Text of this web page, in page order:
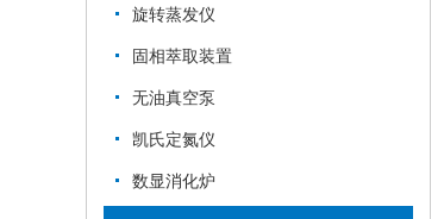
旋转蒸发仪
固相萃取装置
无油真空泵
凯氏定氮仪
数显消化炉